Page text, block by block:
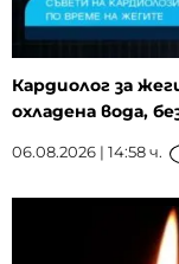
Кардиолог за
охладена вода,
06.08.2026 | 14:58 ч.